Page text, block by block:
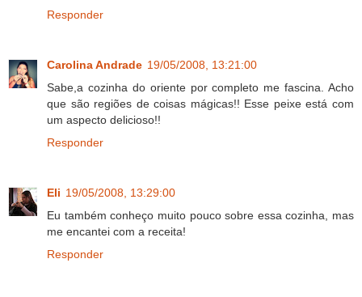
Responder
Carolina Andrade 19/05/2008, 13:21:00
Sabe,a cozinha do oriente por completo me fascina. Acho
que são regiões de coisas mágicas!! Esse peixe está com
um aspecto delicioso!!
Responder
Eli 19/05/2008, 13:29:00
Eu também conheço muito pouco sobre essa cozinha, mas
me encantei com a receita!
Responder